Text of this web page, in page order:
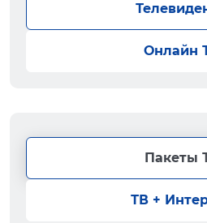
Онлайн
Пакеты
ТВ +